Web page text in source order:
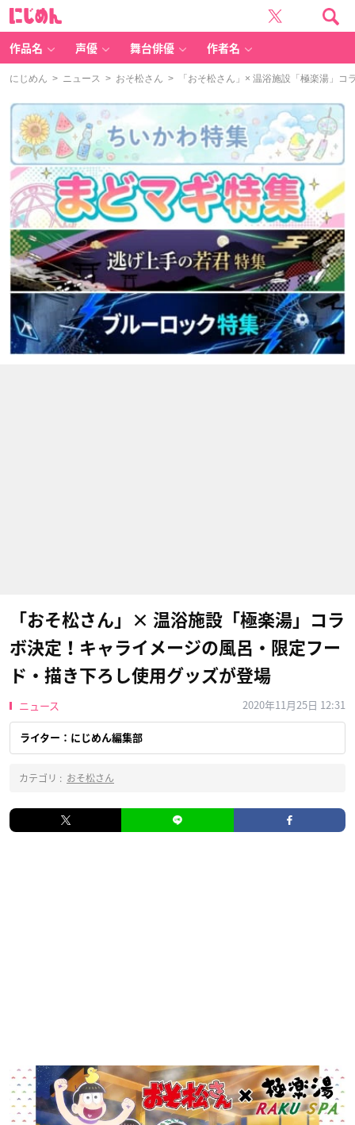
作品名 声優 舞台俳優 作者名
にじめん > ニュース > おそ松さん > 「おそ松さん」× 温浴施設「極楽湯」コ
「おそ松さん」× 温浴施設「極楽湯」コラ
ボ決定！キャライメージの風呂・限定フー
ド・描き下ろし使用グッズが登場
ニュース 2020年11月25日 12:31
ライター：にじめん編集部
カテゴリ : おそ松さん